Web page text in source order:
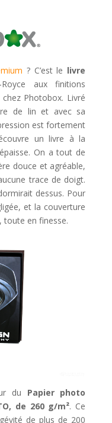
? C’est le livre
aux finitions
Photobox. Livré
de lin et avec sa
est fortement
un livre à la
On a tout de
douce et agréable,
trace de doigt.
dessus. Pour
et la couverture
toute en finesse.
du Papier photo
de 260 g/m². Ce
de plus de 200